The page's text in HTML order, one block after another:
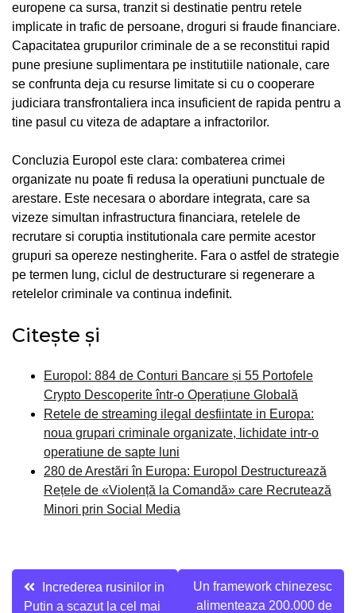
europene ca sursa, tranzit si destinatie pentru retele
implicate in trafic de persoane, droguri si fraude financiare.
Capacitatea grupurilor criminale de a se reconstitui rapid
pune presiune suplimentara pe institutiile nationale, care
se confrunta deja cu resurse limitate si cu o cooperare
judiciara transfrontaliera inca insuficient de rapida pentru a
tine pasul cu viteza de adaptare a infractorilor.
Concluzia Europol este clara: combaterea crimei
organizate nu poate fi redusa la operatiuni punctuale de
arestare. Este necesara o abordare integrata, care sa
vizeze simultan infrastructura financiara, retelele de
recrutare si coruptia institutionala care permite acestor
grupuri sa opereze nestingherite. Fara o astfel de strategie
pe termen lung, ciclul de destructurare si regenerare a
retelelor criminale va continua indefinit.
Citește și
Europol: 884 de Conturi Bancare și 55 Portofele
Crypto Descoperite într-o Operațiune Globală
Retele de streaming ilegal desfiintate in Europa:
noua grupari criminale organizate, lichidate intr-o
operatiune de sapte luni
280 de Arestări în Europa: Europol Destructurează
Rețele de «Violență la Comandă» care Recrutează
Minori prin Social Media
Navigare
Increderea rusinilor in
Putin a scazut la cel mai
Un framework chinezesc
alimenteaza 200.000 de